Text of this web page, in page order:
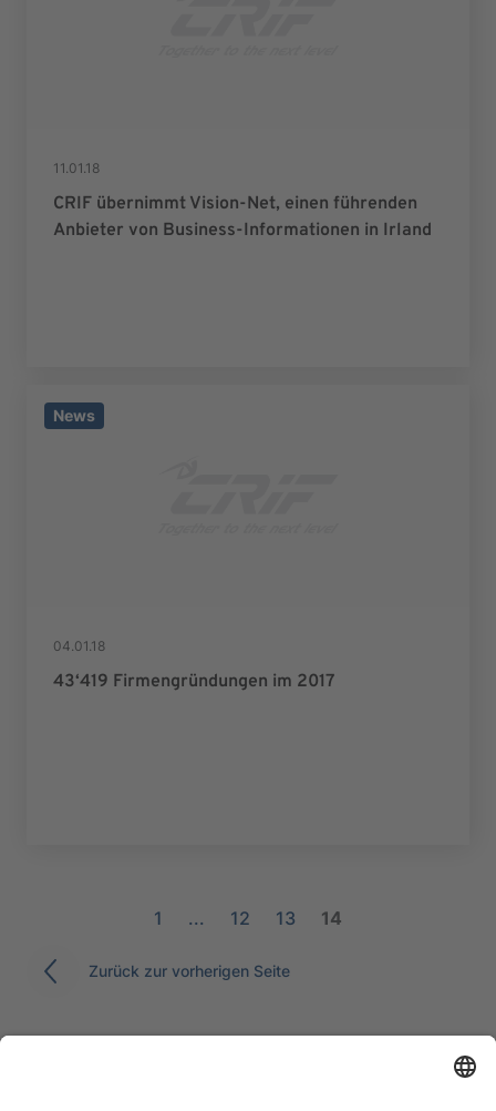
11.01.18
CRIF übernimmt Vision-Net, einen führenden
Anbieter von Business-Informationen in Irland
News
04.01.18
43‘419 Firmengründungen im 2017
Zurück zur vorherigen Seite
1 ... 12 13 14